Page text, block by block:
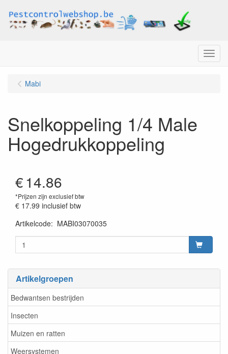
Menu
Artikelgroepen
Bedwantsen bestrijden
Insecten
Muizen en ratten
Weersystemen
Mabi
Snelkoppeling 1/4 Male
Hogedrukkoppeling
€14.86
*Prijzen zijn exclusief btw
€ 17.99 inclusief btw
Artikelcode: MABI03070035